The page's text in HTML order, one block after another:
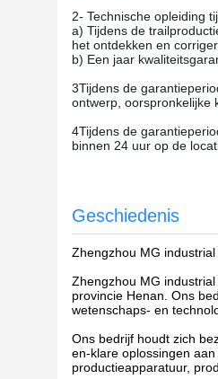
2- Technische opleiding
a) Tijdens de
het ontdekken en
b) Een jaar
3Tijdens de
ontwerp, oorspronkelijke
4Tijdens de
binnen 24 uur op de
Geschiedenis
Zhengzhou MG
Zhengzhou MG
provincie Henan. Ons
wetenschaps- en
Ons bedrijf houdt zich
en-klare oplossingen
productieapparatuur,